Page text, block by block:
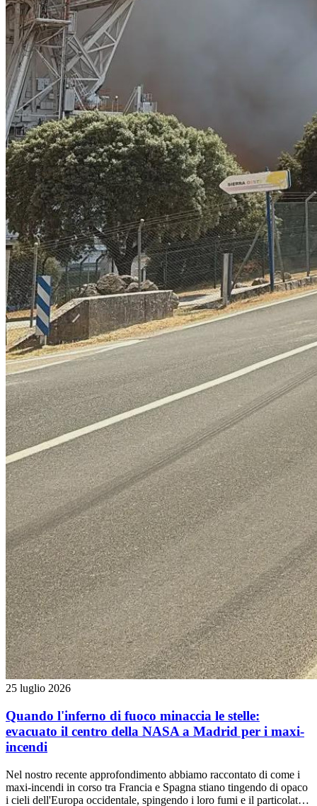
25 luglio 2026
Quando l'inferno di fuoco minaccia le stelle:
evacuato il centro della NASA a Madrid per i maxi-
incendi
Nel nostro recente approfondimento abbiamo raccontato di come i
maxi-incendi in corso tra Francia e Spagna stiano tingendo di opaco
i cieli dell'Europa occidentale, spingendo i loro fumi e il particolato